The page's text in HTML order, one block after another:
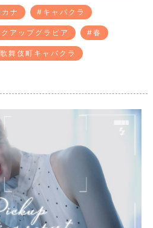
ナ #キャバクラ
アップグラビア #春
舞伎町キャバクラ